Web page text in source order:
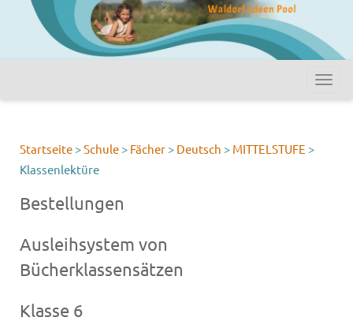
Startseite >Schule > Fächer > Deutsch > MITTELSTUFE >
Klassenlektüre
Bestellungen
Ausleihsystem von
Bücherklassensätzen
Klasse 6